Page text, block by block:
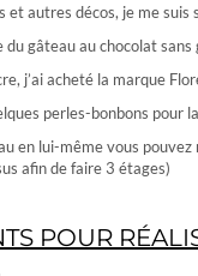
et autres décos, je me suis
du gâteau au chocolat
j’ai acheté la marque
perles-bonbons pour
en lui-même vous
afin de faire 3 étages)
POUR